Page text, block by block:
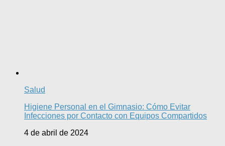
Salud
Higiene Personal en el Gimnasio: Cómo Evitar
Infecciones por Contacto con Equipos Compartidos
4 de abril de 2024